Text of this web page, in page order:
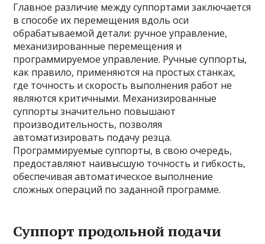
Главное различие между суппортами заключается
в способе их перемещения вдоль оси
обрабатываемой детали: ручное управление,
механизированные перемещения и
программируемое управление. Ручные суппорты,
как правило, применяются на простых станках,
где точность и скорость выполнения работ не
являются критичными. Механизированные
суппорты значительно повышают
производительность, позволяя
автоматизировать подачу резца.
Программируемые суппорты, в свою очередь,
предоставляют наивысшую точность и гибкость,
обеспечивая автоматическое выполнение
сложных операций по заданной программе.
Суппорт продольной подачи